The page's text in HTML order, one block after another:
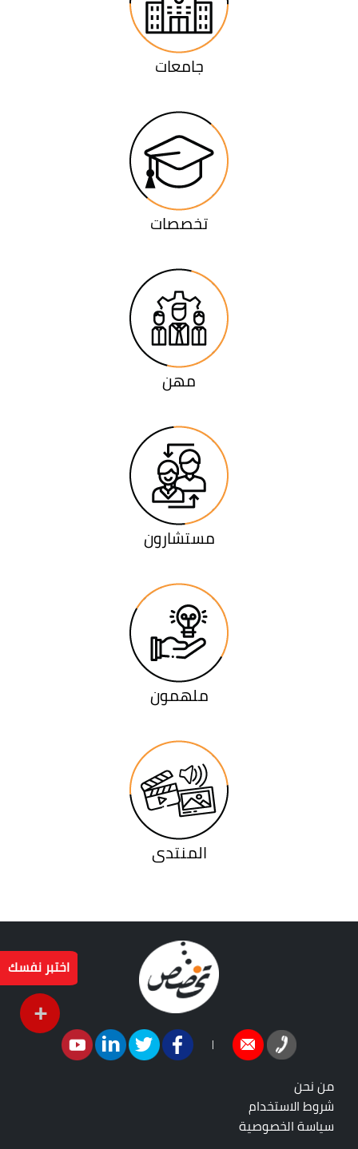
اختبر نفسك
+
جامعات
تخصصات
مهن
مستشارون
ملهمون
المنتدى
|
من نحن
شروط الاستخدام
سياسة الخصوصية